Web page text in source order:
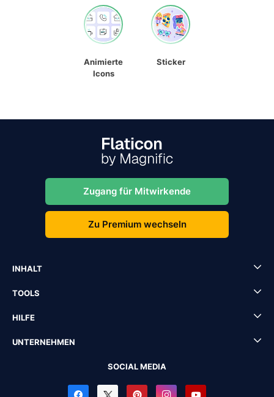
Animierte
Icons
Sticker
Zugang für Mitwirkende
Zu Premium wechseln
INHALT
TOOLS
HILFE
UNTERNEHMEN
SOCIAL MEDIA